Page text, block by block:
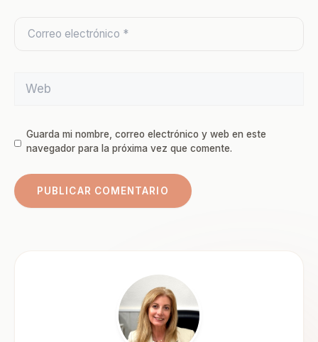
Guarda mi nombre, correo electrónico y web en este
navegador para la próxima vez que comente.